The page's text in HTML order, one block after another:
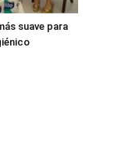
suave para